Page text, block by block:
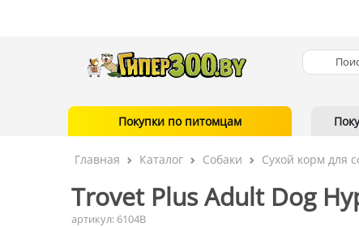
Покупки по питомцам
Главная Каталог Собаки Сухой корм для
Trovet Plus Adult Dog
артикул: 6104В